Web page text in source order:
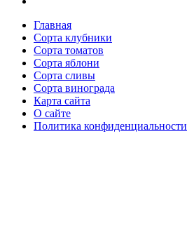
Главная
Сорта клубники
Сорта томатов
Сорта яблони
Сорта сливы
Сорта винограда
Карта сайта
О сайте
Политика конфиденциальности